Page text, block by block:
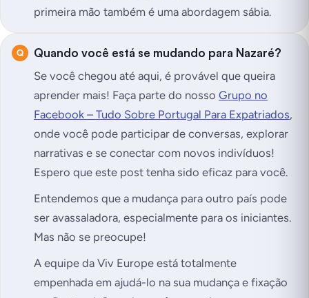
primeira mão também é uma abordagem sábia.
Quando você está se mudando para Nazaré?
Se você chegou até aqui, é provável que queira
aprender mais! Faça parte do nosso Grupo no
Facebook – Tudo Sobre Portugal Para Expatriados,
onde você pode participar de conversas, explorar
narrativas e se conectar com novos indivíduos!
Espero que este post tenha sido eficaz para você.
Entendemos que a mudança para outro país pode
ser avassaladora, especialmente para os iniciantes.
Mas não se preocupe!
A equipe da Viv Europe está totalmente
empenhada em ajudá-lo na sua mudança e fixação